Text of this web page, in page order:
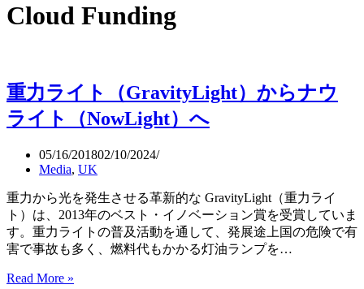
Cloud Funding
重力ライト（GravityLight）からナウ
ライト（NowLight）へ
05/16/201802/10/2024
Media, UK
重力から光を発生させる革新的な GravityLight（重力ライ
ト）は、2013年のベスト・イノベーション賞を受賞していま
す。重力ライトの普及活動を通して、発展途上国の危険で有
害で事故も多く、燃料代もかかる灯油ランプを…
Read More »